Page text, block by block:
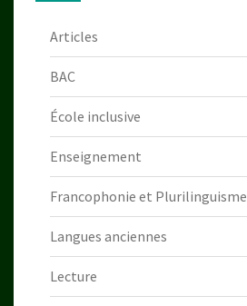
Articles
BAC
École inclusive
Enseignement
Francophonie et Plurilinguisme
Langues anciennes
Lecture